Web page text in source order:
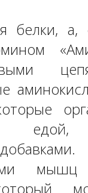
белки,